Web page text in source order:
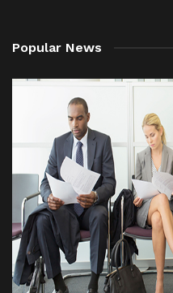
Popular News